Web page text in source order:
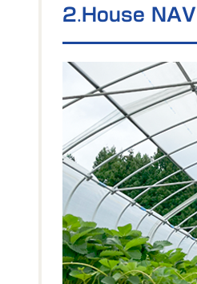
House